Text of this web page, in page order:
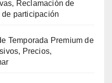
Reclamación de
participación
Temporada Premium de
Precios,